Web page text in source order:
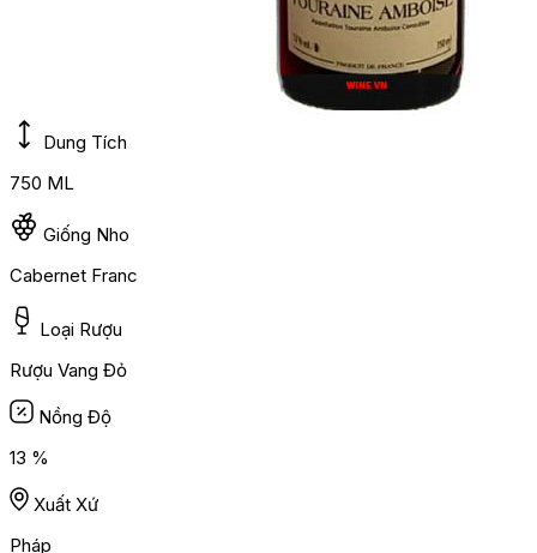
Dung Tích
750 ML
Giống Nho
Cabernet Franc
Loại Rượu
Rượu Vang Đỏ
Nồng Độ
13 %
Xuất Xứ
Pháp